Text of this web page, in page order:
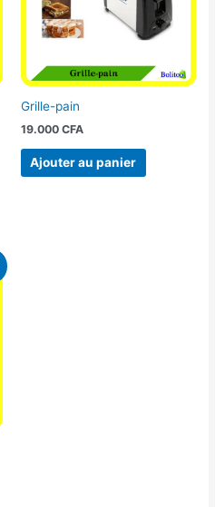
Grille-pain
19.000 CFA
Ajouter au panier